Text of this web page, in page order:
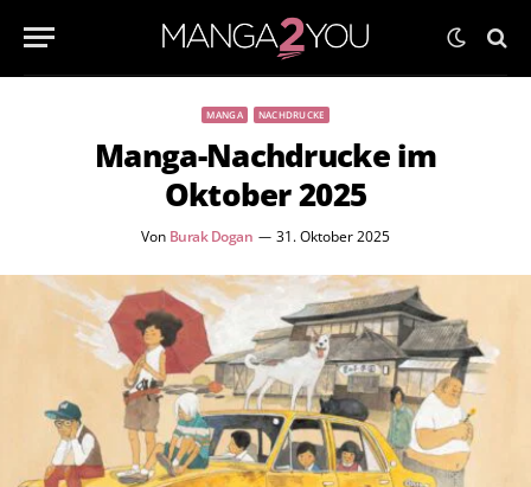
MANGA NACHDRUCKE
Manga-Nachdrucke im
Oktober 2025
Von Burak Dogan 31. Oktober 2025